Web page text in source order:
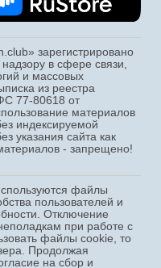
зарегистрировано
в сфере связи,
и массовых
из реестра
77-80618 от
материалов
индексируемой
указания сайта как
- запрещено!
файлы
пользователей и
Отключение
при работе с
файлы cookie, то
Продолжая
на сбор и